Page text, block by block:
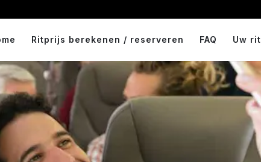
Ritprijs berekenen / reserveren FAQ Uw rit